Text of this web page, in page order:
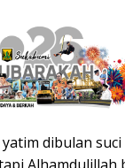
dibulan